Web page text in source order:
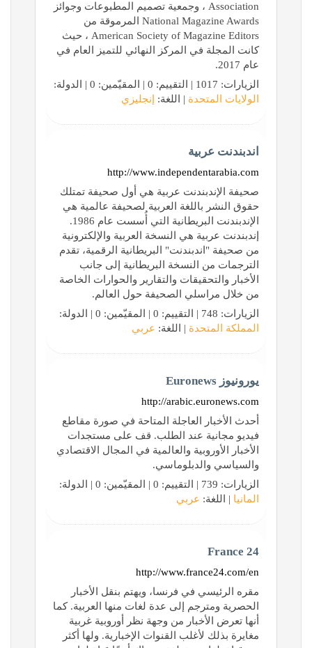
Association ، وجمعية تصميم المطبوعات وجوائز
National Magazine Awards المرموقة من
American Society of Magazine Editors ، حيث
كانت المجلة في المركز النهائي للتميز العام في
عام 2017.
الزيارات: 1017 | التقييم: 0 | المقيّمين: 0 | الدولة:
الولايات المتحدة | اللغة: إنجليزي
اندبندنت عربية
http://www.independentarabia.com
صحيفة الإندبندنت عربية هي أول صحيفة تمتلك
حقوق النشر باللغة العربية لصحيفة عالمية هي
الإندبندنت البريطانية التي أُسست عام 1986.
إندبندنت عربية هي النسخة العربية والإلكترونية
من صحيفة "اندبندنت" البريطانية الرقمية، تقدم
الترجمات من النسخة البريطانية إلى جانب
الأخبار والتحقيقات والتقارير والحوارات الخاصة
من خلال مراسلي الصحيفة حول العالم.
الزيارات: 748 | التقييم: 0 | المقيّمين: 0 | الدولة:
المملكة المتحدة | اللغة: عربي
يورونيوز Euronews
http://arabic.euronews.com
أحدث الأخبار العاجلة المتاحة في صورة مقاطع
فيديو مجانية عند الطلب. قف على مستجدات
الأخبار الأوروبية والعالمية في المجال الاقتصادي
والسياسي والدبلوماسي.
الزيارات: 739 | التقييم: 0 | المقيّمين: 0 | الدولة:
المانيا | اللغة: عربي
France 24
http://www.france24.com/en
مقره الرئيسي في فرنسا، ويهتم بنقل الأخبار
الحصرية ومترجم إلى عدة لغات منها العربية. كما
أنها تعرض الأخبار من وجهة نظر أوروبية غربية
مغايرة بذلك لأغلب القنوات الإخبارية. ولها أكثر